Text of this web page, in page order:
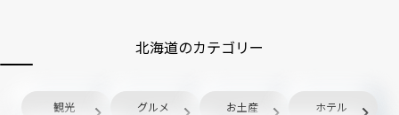
北海道のカテゴリー
観光 グルメ お土産 ホテル